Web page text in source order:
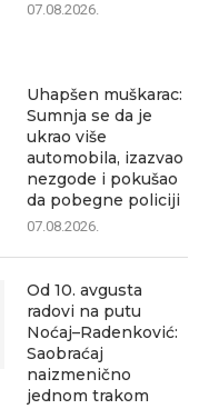
07.08.2026.
Uhapšen muškarac:
Sumnja se da je
ukrao više
automobila, izazvao
nezgode i pokušao
da pobegne policiji
07.08.2026.
Od 10. avgusta
radovi na putu
Noćaj–Radenković:
Saobraćaj
naizmenično
jednom trakom